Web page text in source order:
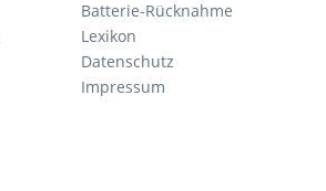
Batterie-Rücknahme
Lexikon
Datenschutz
Impressum